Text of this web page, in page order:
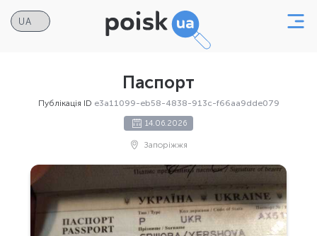
Паспорт
Публікація ID e3a11099-eb58-4838-913c-f66aa9dde079
14.06.2026
Запоріжжя